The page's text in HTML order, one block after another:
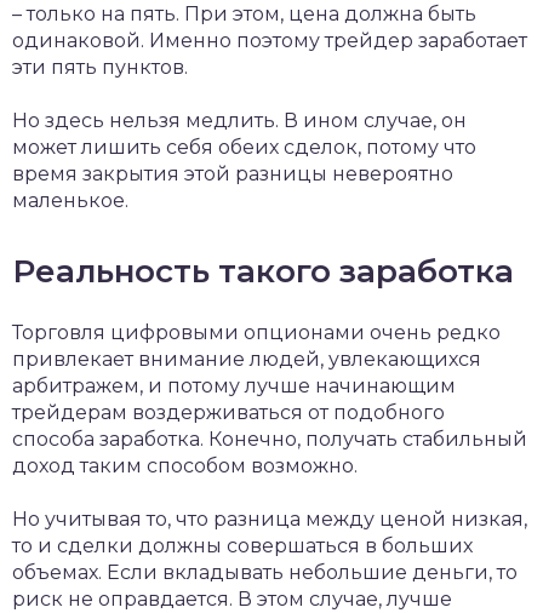
– только на пять. При этом, цена должна быть
одинаковой. Именно поэтому трейдер заработает
эти пять пунктов.
Но здесь нельзя медлить. В ином случае, он
может лишить себя обеих сделок, потому что
время закрытия этой разницы невероятно
маленькое.
Реальность такого заработка
Торговля цифровыми опционами очень редко
привлекает внимание людей, увлекающихся
арбитражем, и потому лучше начинающим
трейдерам воздерживаться от подобного
способа заработка. Конечно, получать стабильный
доход таким способом возможно.
Но учитывая то, что разница между ценой низкая,
то и сделки должны совершаться в больших
объемах. Если вкладывать небольшие деньги, то
риск не оправдается. В этом случае, лучше